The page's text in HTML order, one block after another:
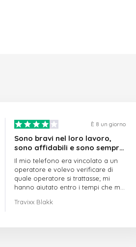
È 8 un giorno
Sono bravi nel loro lavoro,
sono affidabili e sono sempre
puntuali
Il mio telefono era vincolato a un
operatore e volevo verificare di
quale operatore si trattasse; mi
hanno aiutato entro i tempi che mi
Travixx Blakk